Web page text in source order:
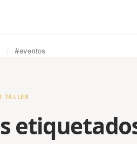
/ #eventos
TALLER